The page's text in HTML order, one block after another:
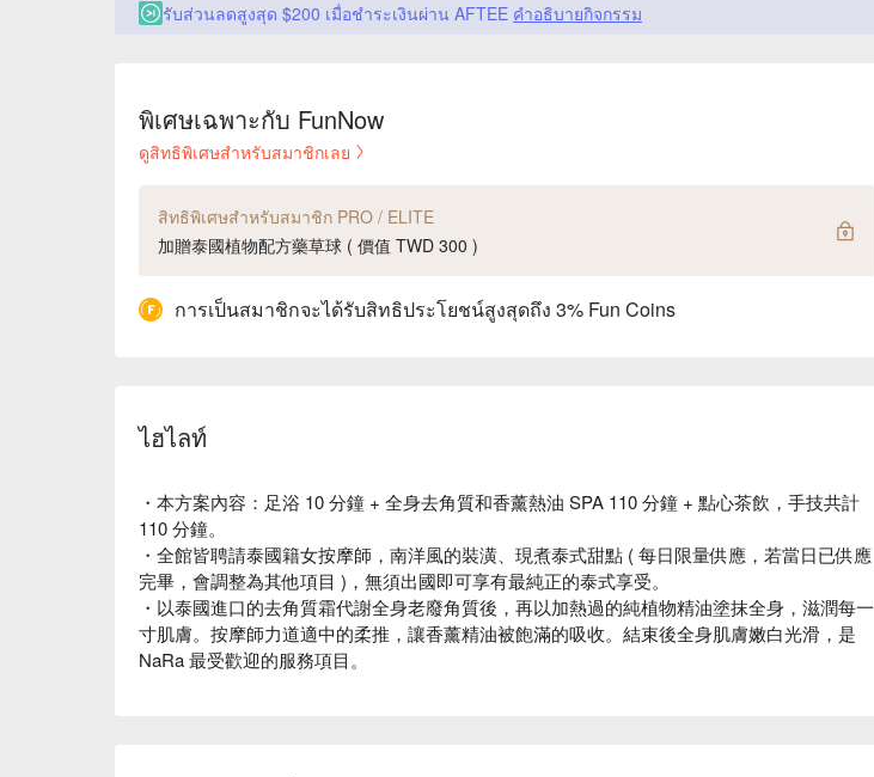
รับส่วนลดสูงสุด $200 เมื่อชำระเงินผ่าน AFTEE คำอธิบายกิจกรรม
พิเศษเฉพาะกับ FunNow
ดูสิทธิพิเศษสำหรับสมาชิกเลย
สิทธิพิเศษสำหรับสมาชิก PRO / ELITE
加贈泰國植物配方藥草球 ( 價值 TWD 300 )
การเป็นสมาชิกจะได้รับสิทธิประโยชน์สูงสุดถึง 3% Fun Coins
ไฮไลท์
・本方案內容：足浴 10 分鐘 + 全身去角質和香薰熱油 SPA 110 分鐘 + 點心茶飲，手技共計
110 分鐘。
・全館皆聘請泰國籍女按摩師，南洋風的裝潢、現煮泰式甜點 ( 每日限量供應，若當日已供應
完畢，會調整為其他項目 )，無須出國即可享有最純正的泰式享受。
・以泰國進口的去角質霜代謝全身老廢角質後，再以加熱過的純植物精油塗抹全身，滋潤每一
寸肌膚。按摩師力道適中的柔推，讓香薰精油被飽滿的吸收。結束後全身肌膚嫩白光滑，是
NaRa 最受歡迎的服務項目。